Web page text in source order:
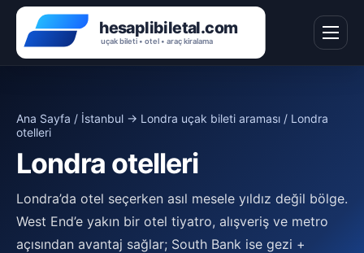
Ana Sayfa / İstanbul → Londra uçak bileti araması / Londra
otelleri
Londra otelleri
Londra’da otel seçerken asıl mesele yıldız değil bölge.
West End’e yakın bir otel tiyatro, alışveriş ve metro
açısından avantaj sağlar; South Bank ise gezi +